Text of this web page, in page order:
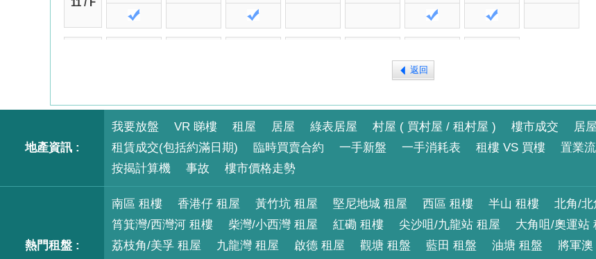
11 / F
A 室 B 室 C 室 D 室 E 室 F 室 G 室
A 室 B 室 C 室
17 / F
A 室 B 室 C 室 D 室 E 室 F 室 G 室
返回
地產資訊 :
我要放盤 VR 睇樓 租屋 居屋 綠表居屋 村屋 ( 買村屋 / 租村屋 ) 樓市成交 居
租賃成交(包括約滿日期)
臨時買賣合約 一手新盤 一手消耗表 租樓 VS 買樓 置業
按揭計算機
事故 樓市價格走勢
熱門租盤 :
南區 租樓 香港仔 租屋 黃竹坑 租屋 堅尼地城 租屋 西區 租樓 半山 租樓 北角/
筲箕灣/西灣河 租樓
柴灣/小西灣 租屋 紅磡 租樓 尖沙咀/九龍站 租屋 大角咀/奧運站
荔枝角/美孚 租屋
九龍灣 租屋 啟德 租屋 觀塘 租盤 藍田 租盤 油塘 租盤 將軍澳